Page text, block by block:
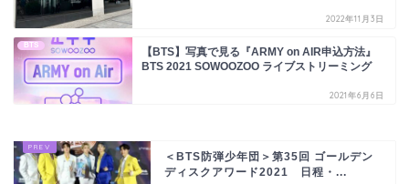
2022年11月3日
BTS
【BTS】写真で見る『ARMY on AIR申込方法』
BTS 2021 SOWOOZOO ライブストリーミング
2021年6月6日
＜BTS防弾少年団＞第35回 ゴールデン
ディスクアワード2021 日程・...